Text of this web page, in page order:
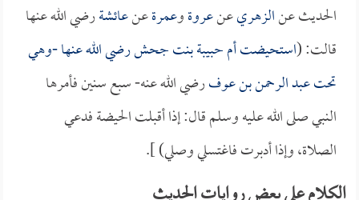
الحديث عنالزهريعنعروةوعمرةعنعائشةرضي الله عنها
قالت: (استحيضتأم حبيبة بنت جحشرضي الله عنها -وهي
تحتعبد الرحمن بن عوفرضي الله عنه- سبع سنين فأمرها
النبي صلى الله عليه وسلم قال: إذا أقبلت الحيضة فدعي
الصلاة، وإذا أدبرت فاغتسلي وصلي) ].